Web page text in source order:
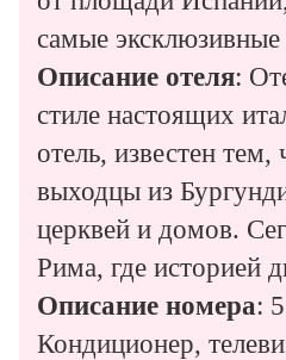
самые
Описание отеля:
стиле настоящих
отель, известен
выходцы из
церквей и домов.
Рима, где историей
Описание номера:
Кондиционер,